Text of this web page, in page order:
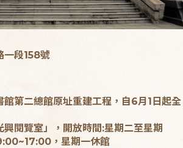
一段158號
第二總館原址重建工程，自6月1日起全
閱覽室」，開放時間:星期二至星期
，星期一休館